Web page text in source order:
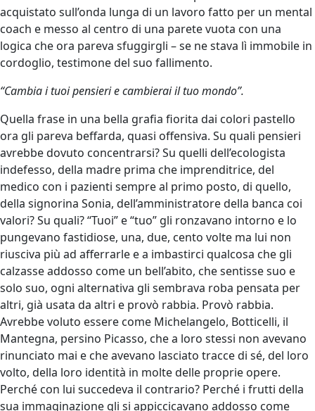
acquistato sull’onda lunga di un lavoro fatto per un mental
coach e messo al centro di una parete vuota con una
logica che ora pareva sfuggirgli – se ne stava lì immobile in
cordoglio, testimone del suo fallimento.
“Cambia i tuoi pensieri e cambierai il tuo mondo”.
Quella frase in una bella grafia fiorita dai colori pastello
ora gli pareva beffarda, quasi offensiva. Su quali pensieri
avrebbe dovuto concentrarsi? Su quelli dell’ecologista
indefesso, della madre prima che imprenditrice, del
medico con i pazienti sempre al primo posto, di quello,
della signorina Sonia, dell’amministratore della banca coi
valori? Su quali? “Tuoi” e “tuo” gli ronzavano intorno e lo
pungevano fastidiose, una, due, cento volte ma lui non
riusciva più ad afferrarle e a imbastirci qualcosa che gli
calzasse addosso come un bell’abito, che sentisse suo e
solo suo, ogni alternativa gli sembrava roba pensata per
altri, già usata da altri e provò rabbia. Provò rabbia.
Avrebbe voluto essere come Michelangelo, Botticelli, il
Mantegna, persino Picasso, che a loro stessi non avevano
rinunciato mai e che avevano lasciato tracce di sé, del loro
volto, della loro identità in molte delle proprie opere.
Perché con lui succedeva il contrario? Perché i frutti della
sua immaginazione gli si appiccicavano addosso come